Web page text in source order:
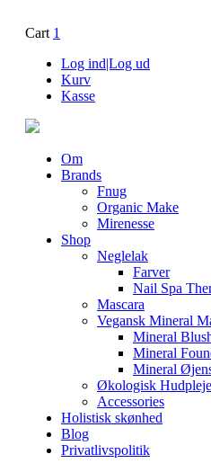
Cart 1
Log ind|Log ud
Kurv
Kasse
Om
Brands
Fnug
Organic Make
Mirenesse
Shop
Neglelak
Farver
Nail Spa
Mascara
Vegansk Mineral
Mineral
Mineral
Mineral
Økologisk Hudpleje
Accessories
Holistisk skønhed
Blog
Privatlivspolitik